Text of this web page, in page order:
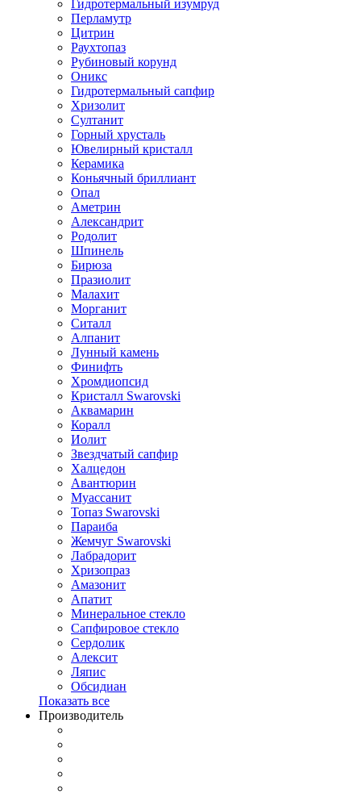
Гидротермальный изумруд
Перламутр
Цитрин
Раухтопаз
Рубиновый корунд
Оникс
Гидротермальный сапфир
Хризолит
Султанит
Горный хрусталь
Ювелирный кристалл
Керамика
Коньячный бриллиант
Опал
Аметрин
Александрит
Родолит
Шпинель
Бирюза
Празиолит
Малахит
Морганит
Ситалл
Алпанит
Лунный камень
Финифть
Хромдиопсид
Кристалл Swarovski
Аквамарин
Коралл
Иолит
Звездчатый сапфир
Халцедон
Авантюрин
Муассанит
Топаз Swarovski
Параиба
Жемчуг Swarovski
Лабрадорит
Хризопраз
Амазонит
Апатит
Минеральное стекло
Сапфировое стекло
Сердолик
Алексит
Ляпис
Обсидиан
Показать все
Производитель